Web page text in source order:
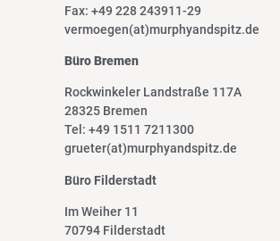
Fax: +49 228 243911-29
vermoegen(at)murphyandspitz.de
Büro Bremen
Rockwinkeler Landstraße 117A
28325 Bremen
Tel: +49 1511 7211300
grueter(at)murphyandspitz.de
Büro Filderstadt
Im Weiher 11
70794 Filderstadt